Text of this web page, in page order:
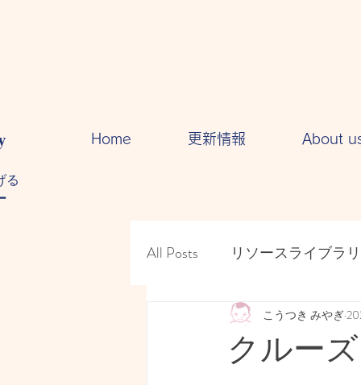
る​
Home 更新情報 About
All Posts リソースライブラ
人間関係・・コミュニケー
クルー
こうつき みやぎ